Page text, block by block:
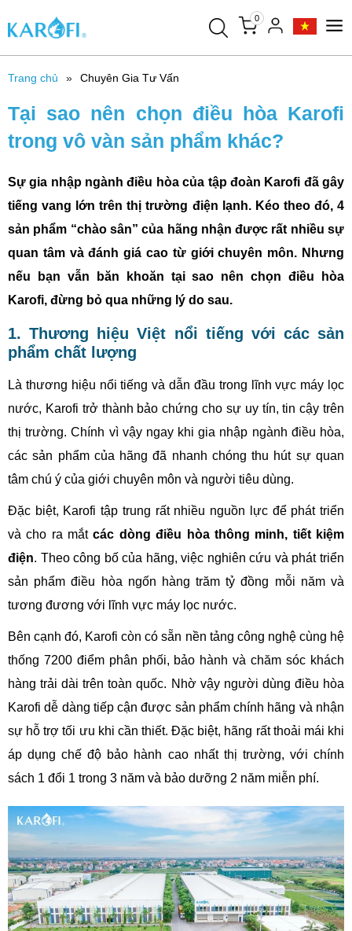
0
Trang chủ Chuyên Gia Tư Vấn
Tại sao nên chọn điều hòa Karofi
trong vô vàn sản phẩm khác?
Sự gia nhập ngành điều hòa của tập đoàn Karofi đã gây
tiếng vang lớn trên thị trường điện lạnh. Kéo theo đó, 4
sản phẩm “chào sân” của hãng nhận được rất nhiều sự
quan tâm và đánh giá cao từ giới chuyên môn. Nhưng
nếu bạn vẫn băn khoăn tại sao nên chọn điều hòa
Karofi, đừng bỏ qua những lý do sau.
1. Thương hiệu Việt nổi tiếng với các sản
phẩm chất lượng
Là thương hiệu nổi tiếng và dẫn đầu trong lĩnh vực máy lọc
nước, Karofi trở thành bảo chứng cho sự uy tín, tin cậy trên
thị trường. Chính vì vậy ngay khi gia nhập ngành điều hòa,
các sản phẩm của hãng đã nhanh chóng thu hút sự quan
tâm chú ý của giới chuyên môn và người tiêu dùng.
Đặc biệt, Karofi tập trung rất nhiều nguồn lực để phát triển
và cho ra mắtcác dòng điều hòa thông minh, tiết kiệm
điện. Theo công bố của hãng, việc nghiên cứu và phát triển
sản phẩm điều hòa ngốn hàng trăm tỷ đồng mỗi năm và
tương đương với lĩnh vực máy lọc nước.
Bên cạnh đó, Karofi còn có sẵn nền tảng công nghệ cùng hệ
thống 7200 điểm phân phối, bảo hành và chăm sóc khách
hàng trải dài trên toàn quốc. Nhờ vậy người dùng điều hòa
Karofi dễ dàng tiếp cận được sản phẩm chính hãng và nhận
sự hỗ trợ tối ưu khi cần thiết. Đặc biệt, hãng rất thoải mái khi
áp dụng chế độ bảo hành cao nhất thị trường, với chính
sách 1 đổi 1 trong 3 năm và bảo dưỡng 2 năm miễn phí.